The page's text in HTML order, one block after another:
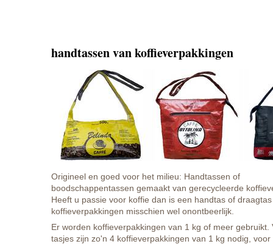
handtassen van koffieverpakkingen
Origineel en goed voor het milieu: Handtassen of
boodschappentassen gemaakt van gerecycleerde
Heeft u passie voor koffie dan is een handtas of
koffieverpakkingen misschien wel onontbeerlijk.
Er worden koffieverpakkingen van 1 kg of meer gebruikt.
tasjes zijn zo'n 4 koffieverpakkingen van 1 kg nodig,